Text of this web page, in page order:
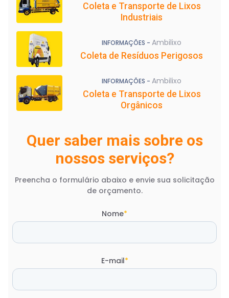
Coleta e Transporte de Lixos
Industriais
INFORMAÇÕES - Ambilixo
Coleta de Resíduos Perigosos
INFORMAÇÕES - Ambilixo
Coleta e Transporte de Lixos
Orgânicos
Quer saber mais sobre os
nossos serviços?
Preencha o formulário abaixo e envie sua solicitação
de orçamento.
Nome*
E-mail*